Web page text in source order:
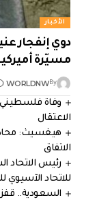
الأخبار
دوي إنفجار
مسيّرة
By
WORLDNW
الاعتقال
هيغسيث:
الاتفاق
رئيس الاتحاد
للاتحاد الآسيوي
السعودية..